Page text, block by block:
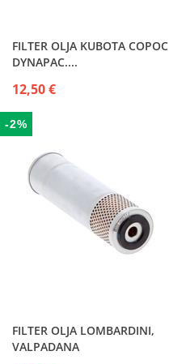
FILTER OLJA KUBOTA COPOC
DYNAPAC....
12,50 €
-2%
FILTER OLJA LOMBARDINI,
VALPADANA